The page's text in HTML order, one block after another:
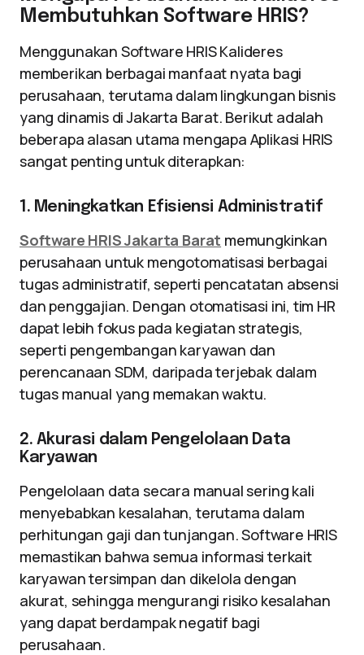
Membutuhkan Software HRIS?
Menggunakan Software HRIS Kalideres
memberikan berbagai manfaat nyata bagi
perusahaan, terutama dalam lingkungan bisnis
yang dinamis di Jakarta Barat. Berikut adalah
beberapa alasan utama mengapa Aplikasi HRIS
sangat penting untuk diterapkan:
1. Meningkatkan Efisiensi Administratif
Software HRIS Jakarta Barat memungkinkan
perusahaan untuk mengotomatisasi berbagai
tugas administratif, seperti pencatatan absensi
dan penggajian. Dengan otomatisasi ini, tim HR
dapat lebih fokus pada kegiatan strategis,
seperti pengembangan karyawan dan
perencanaan SDM, daripada terjebak dalam
tugas manual yang memakan waktu.
2. Akurasi dalam Pengelolaan Data
Karyawan
Pengelolaan data secara manual sering kali
menyebabkan kesalahan, terutama dalam
perhitungan gaji dan tunjangan. Software HRIS
memastikan bahwa semua informasi terkait
karyawan tersimpan dan dikelola dengan
akurat, sehingga mengurangi risiko kesalahan
yang dapat berdampak negatif bagi
perusahaan.